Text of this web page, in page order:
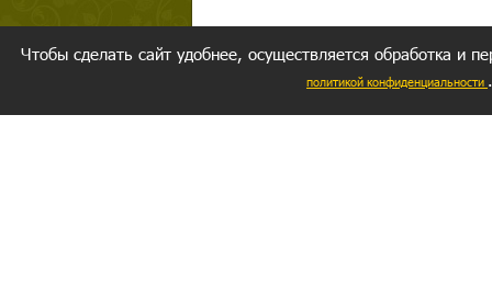
Чтобы сделать сайт удобнее, осуществляется обработка и
политикой конфиденциальности